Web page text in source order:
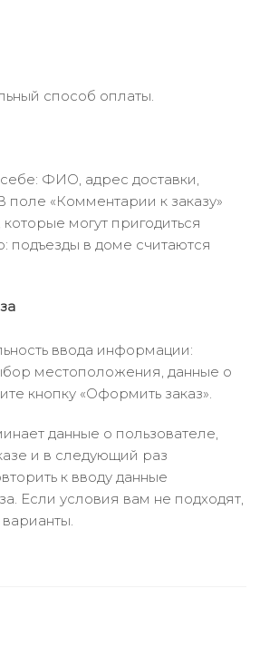
способ оплаты.
ФИО, адрес доставки,
«Комментарии к заказу»
могут пригодиться
подъезды в доме считаются
ввода информации:
местоположения, данные о
кнопку «Оформить заказ».
данные о пользователе,
и в следующий раз
к вводу данные
Если условия вам не подходят,